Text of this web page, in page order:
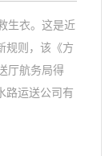
生衣。这是近
规则，该《方
厅航务局得
路运送公司有